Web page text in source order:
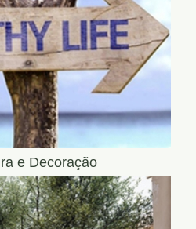
e Decoração